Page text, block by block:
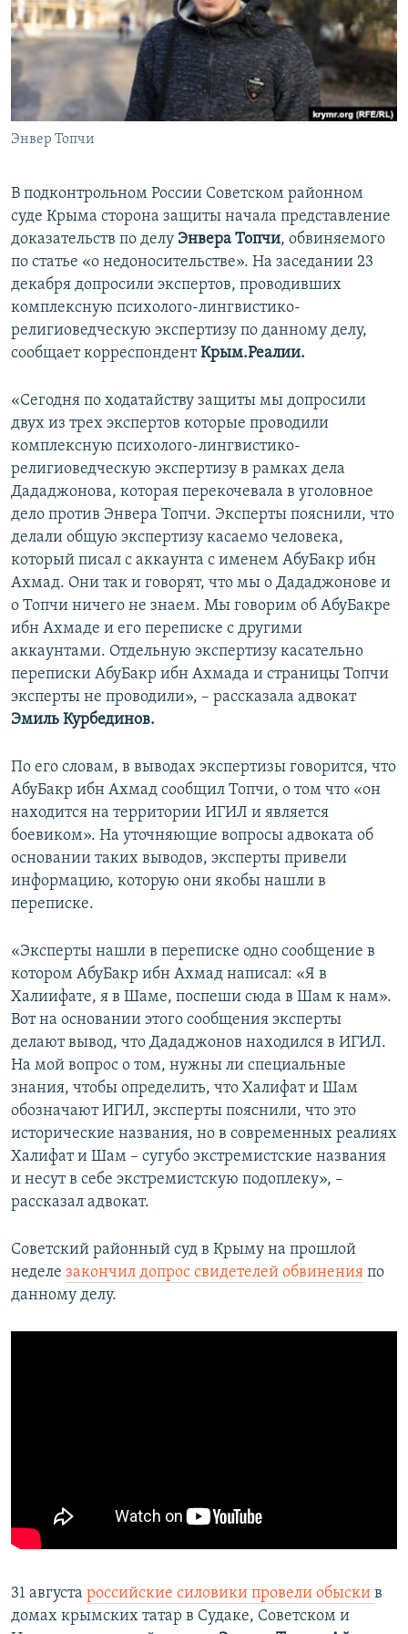
ПОБЕДИТЕЛЕЙ НЕ СУДЯТ?
КРЫМ.НЕПОКОРЕННЫЙ
УКРАИНСКАЯ ПРОБЛЕМА КРЫМА
ПРИСОЕДИНЯЙТЕСЬ!
Все сайты RFE/RL
Энвер Топчи
В подконтрольном России Советском районном
суде Крыма сторона защиты начала представление
доказательств по делу Энвера Топчи, обвиняемого
по статье «о недоносительстве». На заседании 23
декабря допросили экспертов, проводивших
комплексную психолого-лингвистико-
религиоведческую экспертизу по данному делу,
сообщает корреспондентКрым.Реалии.
«Сегодня по ходатайству защиты мы допросили
двух из трех экспертов которые проводили
комплексную психолого-лингвистико-
религиоведческую экспертизу в рамках дела
Дададжонова, которая перекочевала в уголовное
дело против Энвера Топчи. Эксперты пояснили, что
делали общую экспертизу касаемо человека,
который писал с аккаунта с именем АбуБакр ибн
Ахмад. Они так и говорят, что мы о Дададжонове и
о Топчи ничего не знаем. Мы говорим об АбуБакре
ибн Ахмаде и его переписке с другими
аккаунтами. Отдельную экспертизу касательно
переписки АбуБакр ибн Ахмада и страницы Топчи
эксперты не проводили», – рассказала адвокат
Эмиль Курбединов.
По его словам, в выводах экспертизы говорится, что
АбуБакр ибн Ахмад сообщил Топчи, о том что «он
находится на территории ИГИЛ и является
боевиком». На уточняющие вопросы адвоката об
основании таких выводов, эксперты привели
информацию, которую они якобы нашли в
переписке.
«Эксперты нашли в переписке одно сообщение в
котором АбуБакр ибн Ахмад написал: «Я в
Халиифате, я в Шаме, поспеши сюда в Шам к нам».
Вот на основании этого сообщения эксперты
делают вывод, что Дададжонов находился в ИГИЛ.
На мой вопрос о том, нужны ли специальные
знания, чтобы определить, что Халифат и Шам
обозначают ИГИЛ, эксперты пояснили, что это
исторические названия, но в современных реалиях
Халифат и Шам – сугубо экстремистские названия
и несут в себе экстремистскую подоплеку», –
рассказал адвокат.
Советский районный суд в Крыму на прошлой
неделе закончил допрос свидетелей обвинения по
данному делу.
31 августа российские силовики провели обыски в
домах крымских татар в Судаке, Советском и